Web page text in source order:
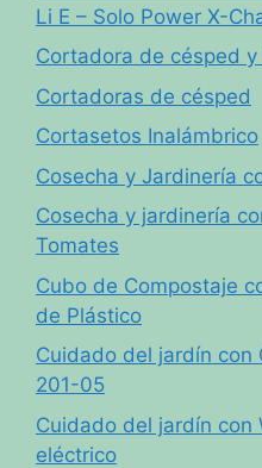
Li E – Solo Power X-
Cortadora de césped
Cortadoras de césped
Cortasetos Inalámbrico
Cosecha y Jardinería
Cosecha y jardinería
Tomates
Cubo de Compostaje
de Plástico
Cuidado del jardín con
201-05
Cuidado del jardín con
eléctrico